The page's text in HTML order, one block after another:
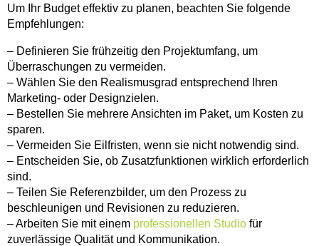
Um Ihr Budget effektiv zu planen, beachten Sie folgende
Empfehlungen:
– Definieren Sie frühzeitig den Projektumfang, um
Überraschungen zu vermeiden.
– Wählen Sie den Realismusgrad entsprechend Ihren
Marketing- oder Designzielen.
– Bestellen Sie mehrere Ansichten im Paket, um Kosten zu
sparen.
– Vermeiden Sie Eilfristen, wenn sie nicht notwendig sind.
– Entscheiden Sie, ob Zusatzfunktionen wirklich erforderlich
sind.
– Teilen Sie Referenzbilder, um den Prozess zu
beschleunigen und Revisionen zu reduzieren.
– Arbeiten Sie mit einem professionellen Studio für
zuverlässige Qualität und Kommunikation.